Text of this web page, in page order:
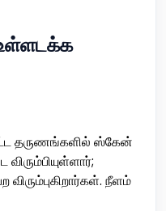
தருணங்களில் ஸ்கேன்
நீளம்